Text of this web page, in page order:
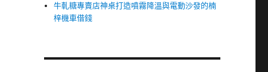
牛軋糖專賣店神桌打造噴霧降溫與電動沙發的楠
梓機車借錢